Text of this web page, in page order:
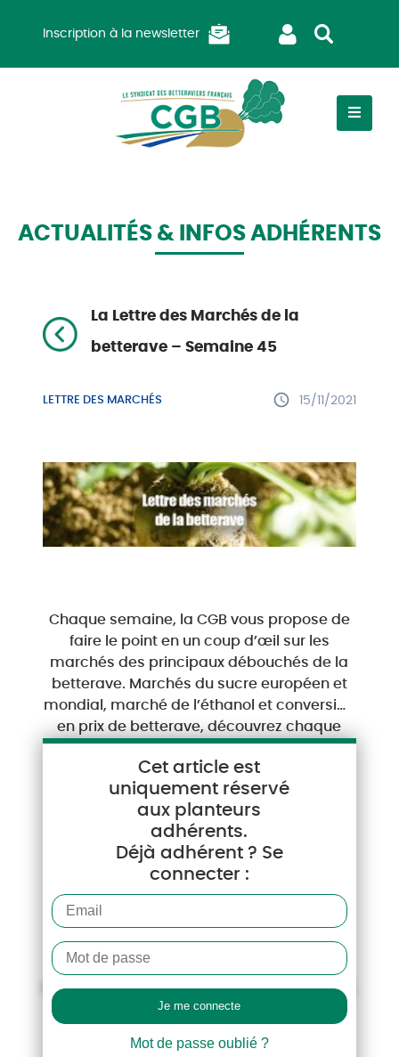
Inscription à la newsletter
ACTUALITÉS & INFOS ADHÉRENTS
La Lettre des Marchés de la
betterave – Semaine 45
LETTRE DES MARCHÉS 15/11/2021
Chaque semaine, la CGB vous propose de
faire le point en un coup d’œil sur les
marchés des principaux débouchés de la
betterave. Marchés du sucre européen et
mondial, marché de l’éthanol et conversion
en prix de betterave, découvrez chaque
semaine les analyses de notre expert
marchés.
Cet article est
uniquement réservé
aux planteurs
adhérents.
Déjà adhérent ? Se
connecter :
Mot de passe oublié ?
La Lettre des Marchés de la betterave –
Semaine 45
Pour la recevoir chaque semaine par email,
inscrivez-vous à